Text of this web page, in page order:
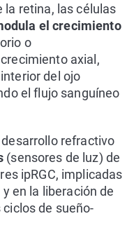
la retina, las células
el crecimiento
o
axial,
del ojo
el flujo sanguíneo
refractivo
(sensores de luz) de
ipRGC, implicadas
en la liberación de
de sueño-